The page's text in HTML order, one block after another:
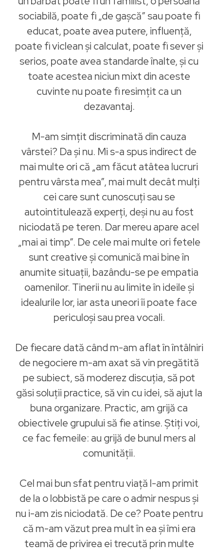
sociabilă, poate fi „de gașcă” sau poate fi
educat, poate avea putere, influență,
poate fi viclean și calculat, poate fi sever și
serios, poate avea standarde înalte, și cu
toate acestea niciun mixt din aceste
cuvinte nu poate fi resimțit ca un
dezavantaj.
M-am simțit discriminată din cauza
vârstei? Da și nu. Mi s-a spus indirect de
mai multe ori că „am făcut atâtea lucruri
pentru vârsta mea”, mai mult decât mulți
cei care sunt cunoscuți sau se
autointitulează experți, deși nu au fost
niciodată pe teren. Dar mereu apare acel
„mai ai timp”. De cele mai multe ori fetele
sunt creative și comunică mai bine în
anumite situații, bazându-se pe empatia
oamenilor. Tinerii nu au limite în ideile și
idealurile lor, iar asta uneori îi poate face
periculoși sau prea vocali.
De fiecare dată când m-am aflat în întâlniri
de negociere m-am axat să vin pregătită
pe subiect, să moderez discuția, să pot
găsi soluții practice, să vin cu idei, să ajut la
buna organizare. Practic, am grijă ca
obiectivele grupului să fie atinse. Știți voi,
ce fac femeile: au grijă de bunul mers al
comunității.
Cel mai bun sfat pentru viață l-am primit
de la o lobbistă pe care o admir nespus și
nu i-am zis niciodată. De ce? Poate pentru
că m-am văzut prea mult în ea și îmi era
teamă de privirea ei trecută prin multe